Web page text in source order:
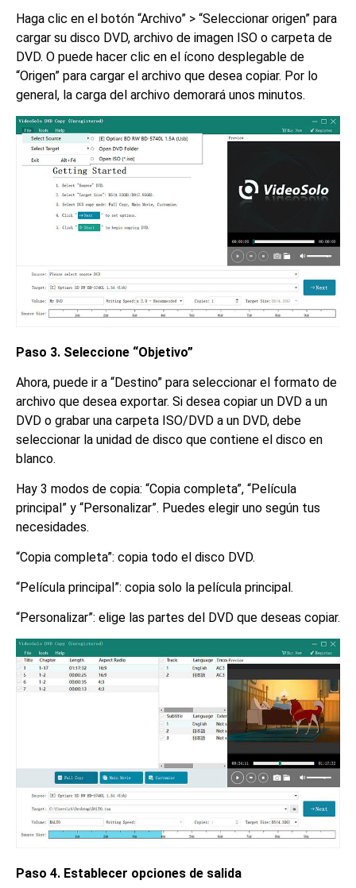
Haga clic en el botón “Archivo” > “Seleccionar origen” para
cargar su disco DVD, archivo de imagen ISO o carpeta de
DVD. O puede hacer clic en el ícono desplegable de
“Origen” para cargar el archivo que desea copiar. Por lo
general, la carga del archivo demorará unos minutos.
Paso 3. Seleccione “Objetivo”
Ahora, puede ir a “Destino” para seleccionar el formato de
archivo que desea exportar. Si desea copiar un DVD a un
DVD o grabar una carpeta ISO/DVD a un DVD, debe
seleccionar la unidad de disco que contiene el disco en
blanco.
Hay 3 modos de copia: “Copia completa”, “Película
principal” y “Personalizar”. Puedes elegir uno según tus
necesidades.
“Copia completa”: copia todo el disco DVD.
“Película principal”: copia solo la película principal.
“Personalizar”: elige las partes del DVD que deseas copiar.
Paso 4. Establecer opciones de salida